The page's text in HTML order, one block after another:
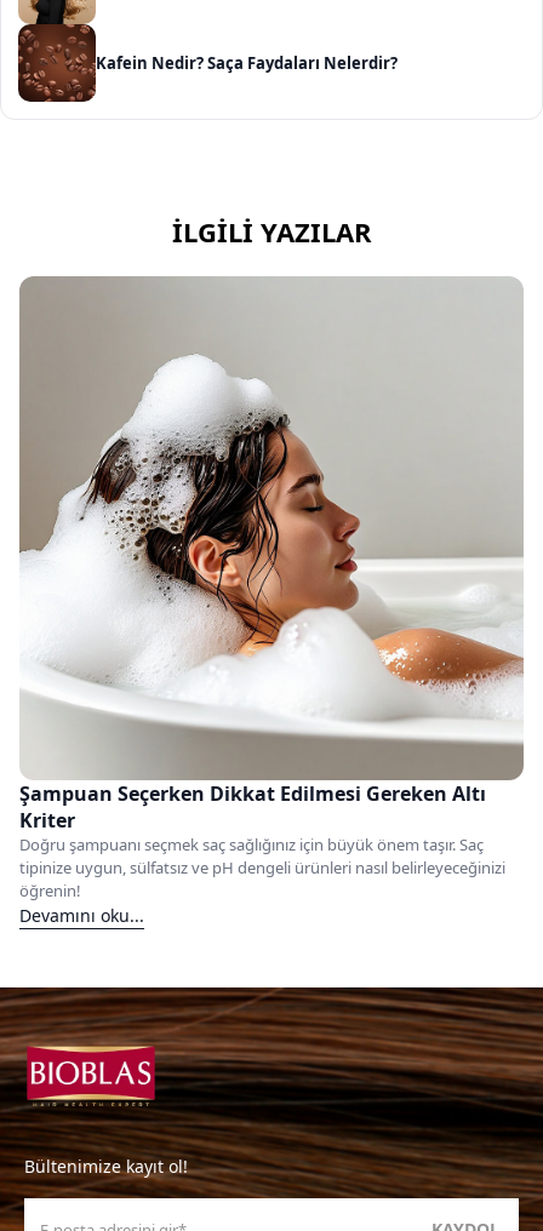
Kafein Nedir? Saça Faydaları Nelerdir?
İLGILI YAZILAR
Şampuan Seçerken Dikkat Edilmesi Gereken Altı
Kriter
Doğru şampuanı seçmek saç sağlığınız için büyük önem taşır. Saç
tipinize uygun, sülfatsız ve pH dengeli ürünleri nasıl belirleyeceğinizi
öğrenin!
Devamını oku...
Bültenimize kayıt ol!